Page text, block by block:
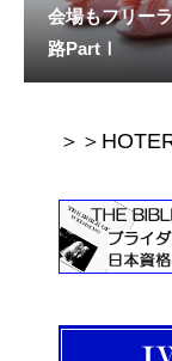
会場もフリー
路PartⅠ
＞＞